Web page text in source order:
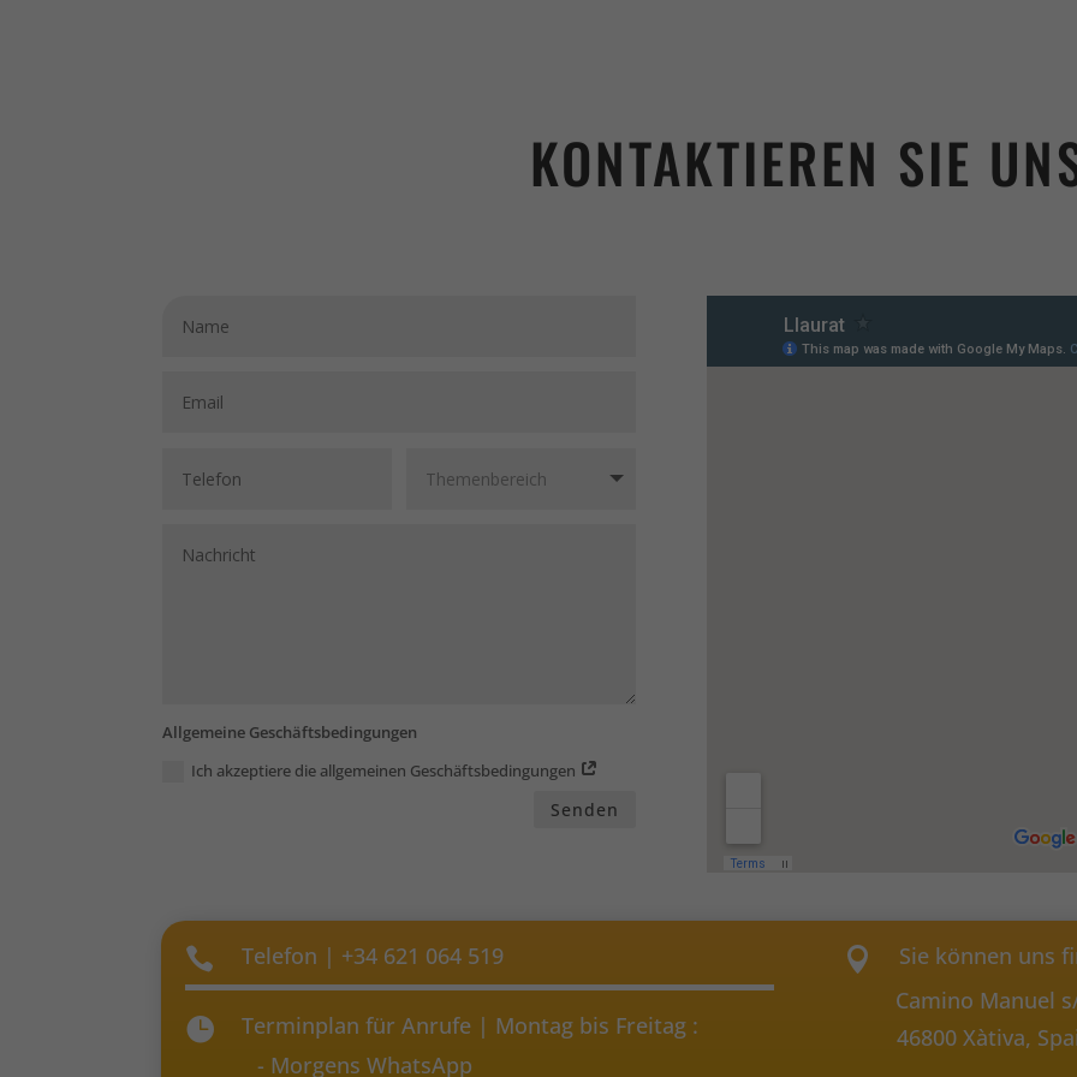
KONTAKTIEREN SIE
Allgemeine Geschäftsbedingungen
Ich akzeptiere die allgemeinen Geschäftsbedingungen
Senden
 Telefon | +34 621 064 519

Terminplan für Anrufe | Montag bis Freitag :
- Morgens WhatsApp

Sie können uns
Camino Manuel
46800 Xàtiva,